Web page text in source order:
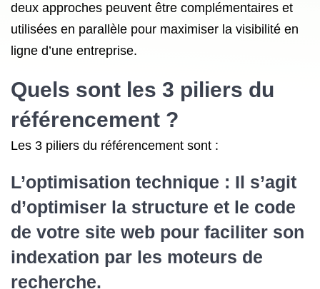
deux approches peuvent être complémentaires et
utilisées en parallèle pour maximiser la visibilité en
ligne d’une entreprise.
Quels sont les 3 piliers du
référencement ?
Les 3 piliers du référencement sont :
L’optimisation technique : Il s’agit
d’optimiser la structure et le code
de votre site web pour faciliter son
indexation par les moteurs de
recherche.